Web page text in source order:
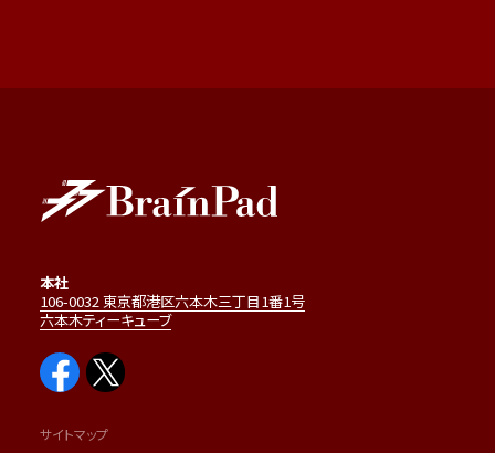
本社
106-0032 東京都港区六本木三丁目1番1号
六本木ティーキューブ
サイトマップ